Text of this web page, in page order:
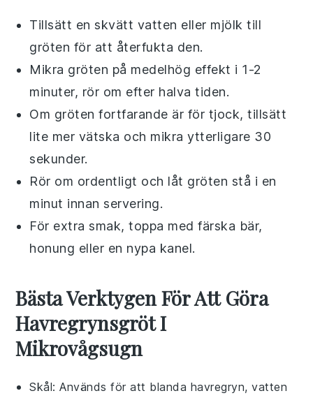
Tillsätt en skvätt vatten eller mjölk till
gröten för att återfukta den.
Mikra gröten på medelhög effekt i 1-2
minuter, rör om efter halva tiden.
Om gröten fortfarande är för tjock, tillsätt
lite mer vätska och mikra ytterligare 30
sekunder.
Rör om ordentligt och låt gröten stå i en
minut innan servering.
För extra smak, toppa medfärska bär,
honung eller en nypa kanel.
Bästa Verktygen För Att Göra
Havregrynsgröt I
Mikrovågsugn
Skål: Används för att blanda havregryn, vatten